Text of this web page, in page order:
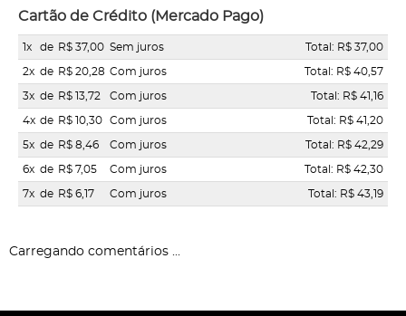
Cartão de Crédito (Mercado Pago)
1x de R$ 37,00 Sem juros Total: R$ 37,00
2x de R$ 20,28 Com juros Total: R$ 40,57
3x de R$ 13,72 Com juros Total: R$ 41,16
4x de R$ 10,30 Com juros Total: R$ 41,20
5x de R$ 8,46 Com juros Total: R$ 42,29
6x de R$ 7,05 Com juros Total: R$ 42,30
7x de R$ 6,17 Com juros Total: R$ 43,19
Carregando comentários ...